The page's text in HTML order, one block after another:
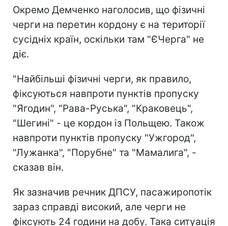
Окремо Демченко наголосив, що фізичні
черги на перетин кордону є на території
сусідніх країн, оскільки там "ЄЧерга" не
діє.
"Найбільші фізичні черги, як правило,
фіксуються навпроти пунктів пропуску
"Ягодин", "Рава-Руська", "Краковець",
"Шегині" - це кордон із Польщею. Також
навпроти пунктів пропуску "Ужгород",
"Лужанка", "Порубне" та "Мамалига", -
сказав він.
Як зазначив речник ДПСУ, пасажиропотік
зараз справді високий, але черги не
фіксують 24 години на добу. Така ситуація